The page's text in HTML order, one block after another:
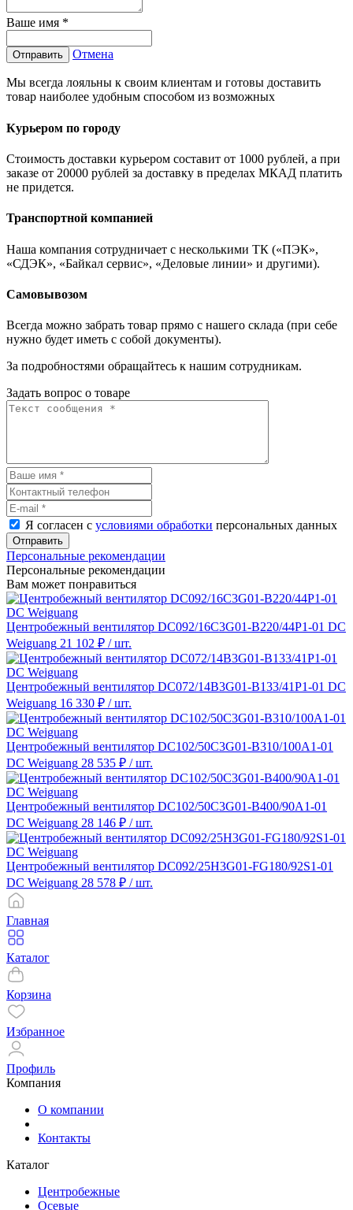
Ваше имя *
Отправить Отмена
Мы всегда лояльны к своим клиентам и готовы доставить
товар наиболее удобным способом из возможных
Курьером по городу
Стоимость доставки курьером составит от 1000 рублей, а при
заказе от 20000 рублей за доставку в пределах МКАД платить
не придется.
Транспортной компанией
Наша компания сотрудничает с несколькими ТК («ПЭК»,
«СДЭК», «Байкал сервис», «Деловые линии» и другими).
Самовывозом
Всегда можно забрать товар прямо с нашего склада (при себе
нужно будет иметь с собой документы).
За подробностями обращайтесь к нашим сотрудникам.
Задать вопрос о товаре
Я согласен с условиями обработки персональных данных
Отправить
Персональные рекомендации
Персональные рекомендации
Вам может понравиться
Центробежный вентилятор DC092/16C3G01-B220/44P1-01 DC
Weiguang 21 102 ₽ / шт.
Центробежный вентилятор DC072/14B3G01-B133/41P1-01 DC
Weiguang 16 330 ₽ / шт.
Центробежный вентилятор DC102/50C3G01-B310/100A1-01
DC Weiguang 28 535 ₽ / шт.
Центробежный вентилятор DC102/50C3G01-B400/90A1-01
DC Weiguang 28 146 ₽ / шт.
Центробежный вентилятор DC092/25H3G01-FG180/92S1-01
DC Weiguang 28 578 ₽ / шт.
Главная
Каталог
Корзина
Избранное
Профиль
Компания
О компании
Контакты
Каталог
Центробежные
Осевые